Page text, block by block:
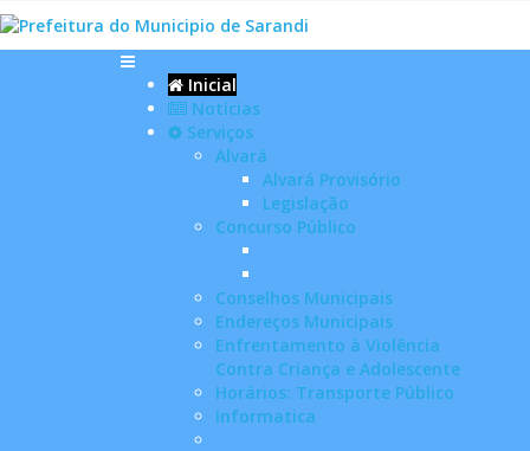
Inicial
Notícias
Serviços
Alvará
Alvará Provisório
Legislação
Concurso Público
Conselhos Municipais
Endereços Municipais
Enfrentamento à Violência
Contra Criança e Adolescente
Horários: Transporte Público
Informatica